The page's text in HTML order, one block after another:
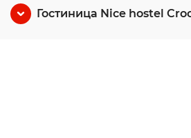
Гостиница Nice hostel